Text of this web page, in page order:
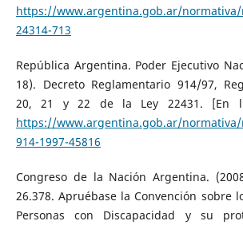
https://www.argentina.gob.ar/
24314-713
República Argentina. Poder Ejecutivo
18). Decreto Reglamentario 914/97,
20, 21 y 22 de la Ley 22431. [En
https://www.argentina.gob.ar/
914-1997-45816
Congreso de la Nación Argentina.
26.378. Apruébase la Convención sobre
Personas con Discapacidad y su